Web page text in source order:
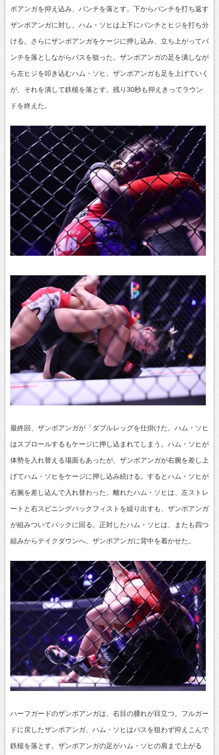
ボアンガを抑え込み、パンチを落とす。下からパンチを打ち返す
ザンボアンガに対し、ハム・ソヒは上下にパンチとヒジを打ち分
ける。さらにザンボアンガをケージに押し込み、立ち上がってパ
ンチを落としながらパスを狙った。ザンボアンガの足を潰しなが
ら左ヒジを叩き込むハム・ソヒ。ザンボアンガも足を上げていく
が、それを潰して鉄槌を落とす。残り30秒も抑えきってラウン
ドを終えた。
最終回、ザンボアンガが「ダブルレッグを仕掛けた。ハム・ソヒ
はスプロールするもケージに押し込まれてしまう。ハム・ソヒが
体勢を入れ替える場面もあったが、ザンボアンガが右腕を差し上
げてハム・ソヒをケージに押し込み続ける。するとハム・ソヒが
右腕を差し込んで入れ替わった。離れたハム・ソヒは、左ストレ
ートと右スピニングバックフィストを繰り出すも、ザンボアンガ
が組みついてバックに回る。正対したハム・ソヒは、またも四つ
組みからテイクダウンへ。ザンボアンガに背中を着かせた。
ハーフガードのザンボアンガは、右目の腫れが目立つ。フルガー
ドに戻したザンボアンガ、ハム・ソヒはパスを狙わず抑えこんで
鉄槌を落とす。ザンボアンガの足がハム・ソヒの肩まで上がる